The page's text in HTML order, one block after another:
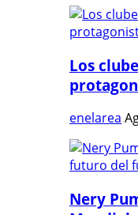
Los
enelarea
Nery